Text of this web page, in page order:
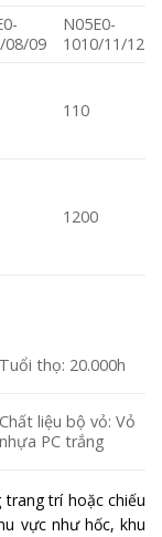
08/09
N05E0-
1010/11/12
110
1200
Tuổi thọ: 20.000h
Chất liệu bộ vỏ: Vỏ
nhựa PC trắng
trí hoặc chiếu
vực như hốc, khu